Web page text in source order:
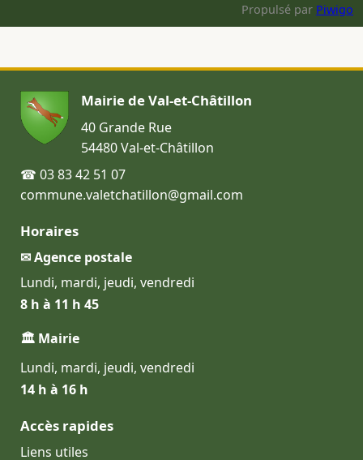
Propulsé par Piwigo
Mairie de Val-et-Châtillon
40 Grande Rue
54480 Val-et-Châtillon
☎ 03 83 42 51 07
commune.valetchatillon@gmail.com
Horaires
✉ Agence postale
Lundi, mardi, jeudi, vendredi
8 h à 11 h 45
🏛 Mairie
Lundi, mardi, jeudi, vendredi
14 h à 16 h
Accès rapides
Liens utiles